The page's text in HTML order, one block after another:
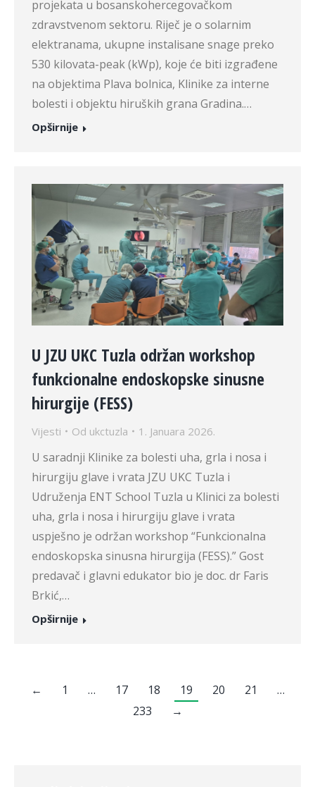
projekata u bosanskohercegovačkom
zdravstvenom sektoru. Riječ je o solarnim
elektranama, ukupne instalisane snage preko
530 kilovata-peak (kWp), koje će biti izgrađene
na objektima Plava bolnica, Klinike za interne
bolesti i objektu hiruških grana Gradina.…
Opširnije
U JZU UKC Tuzla održan workshop
funkcionalne endoskopske sinusne
hirurgije (FESS)
Vijesti Od ukctuzla 1. Januara 2026.
U saradnji Klinike za bolesti uha, grla i nosa i
hirurgiju glave i vrata JZU UKC Tuzla i
Udruženja ENT School Tuzla u Klinici za bolesti
uha, grla i nosa i hirurgiju glave i vrata
uspješno je održan workshop “Funkcionalna
endoskopska sinusna hirurgija (FESS).” Gost
predavač i glavni edukator bio je doc. dr Faris
Brkić,…
Opširnije
← 1 … 17 18 19 20 21
…
233
→